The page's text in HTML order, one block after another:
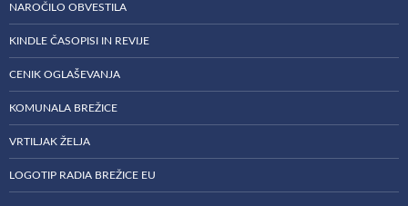
NAROČILO OBVESTILA
KINDLE ČASOPISI IN REVIJE
CENIK OGLAŠEVANJA
KOMUNALA BREŽICE
VRTILJAK ŽELJA
LOGOTIP RADIA BREŽICE EU